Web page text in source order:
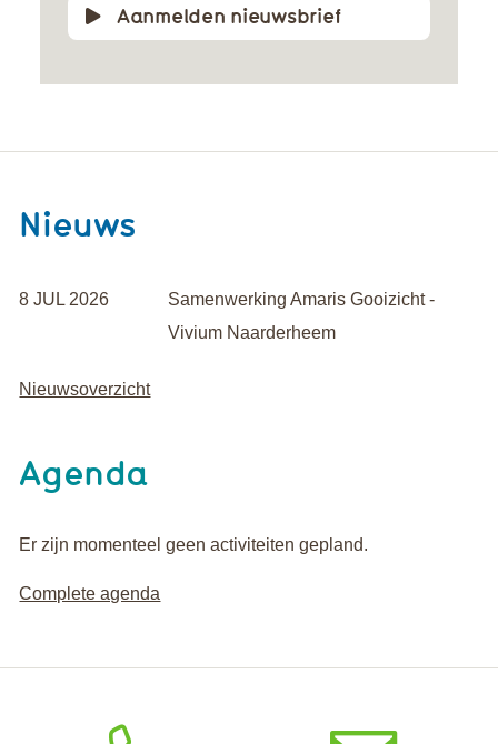
Aanmelden nieuwsbrief
Nieuws
Samenwerking Amaris Gooizicht -
Vivium Naarderheem
8 JUL 2026
Nieuwsoverzicht
Agenda
Er zijn momenteel geen activiteiten gepland.
Complete agenda